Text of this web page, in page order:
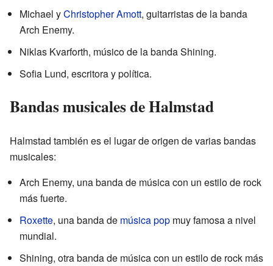
Michael yChristopher Amott, guitarristas de la banda
Arch Enemy.
Niklas Kvarforth, músico de la banda Shining.
Sofia Lund, escritora y política.
Bandas musicales de Halmstad
Halmstad también es el lugar de origen de varias bandas
musicales:
Arch Enemy, una banda de música con un estilo de rock
más fuerte.
Roxette, una banda de música pop muy famosa a nivel
mundial.
Shining, otra banda de música con un estilo de rock más